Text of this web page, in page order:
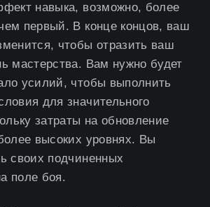
навыка, возможно, более
первый. В конце концов, ваш
чтобы отразить ваш
мастерства. Вам нужно будет
усилий, чтобы выполнить
для значительного
затраты на обновление
высоких уровнях. Вы
своих подчиненных
поле боя.